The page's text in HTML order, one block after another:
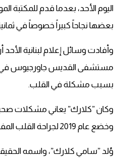
اليوم الأحد، بعدما قدم للمكتبة
بعضها نجاحاً كبيراً خصوصاً في
وأفادت وسائل إعلام لبنانية
مستشفى القديس جاورجيوس في
بسبب مشكلة في القلب.
وكان ”كلارك” يعاني مشكلات
وخضع عام 2019 لجراحة القلب المفتوح.
وُلد ”سامي كلارك”، واسمه